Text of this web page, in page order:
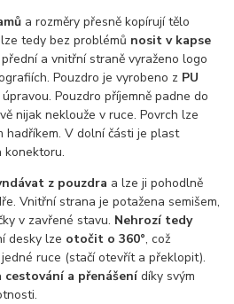
a rozměry přesně kopírují tělo
tedy bez problémů nosit v kapse
a vnitřní straně vyraženo logo
Pouzdro je vyrobeno z PU
Pouzdro příjemně padne do
nijak neklouže v ruce. Povrch lze
hadříkem. V dolní části je plast
konektoru.
z pouzdra a lze ji pohodlně
Vnitřní strana je potažena semišem,
v zavřené stavu. Nehrozí tedy
desky lze otočit o 360°, což
ruce (stačí otevřít a překlopit).
cestování a přenášenídíky svým